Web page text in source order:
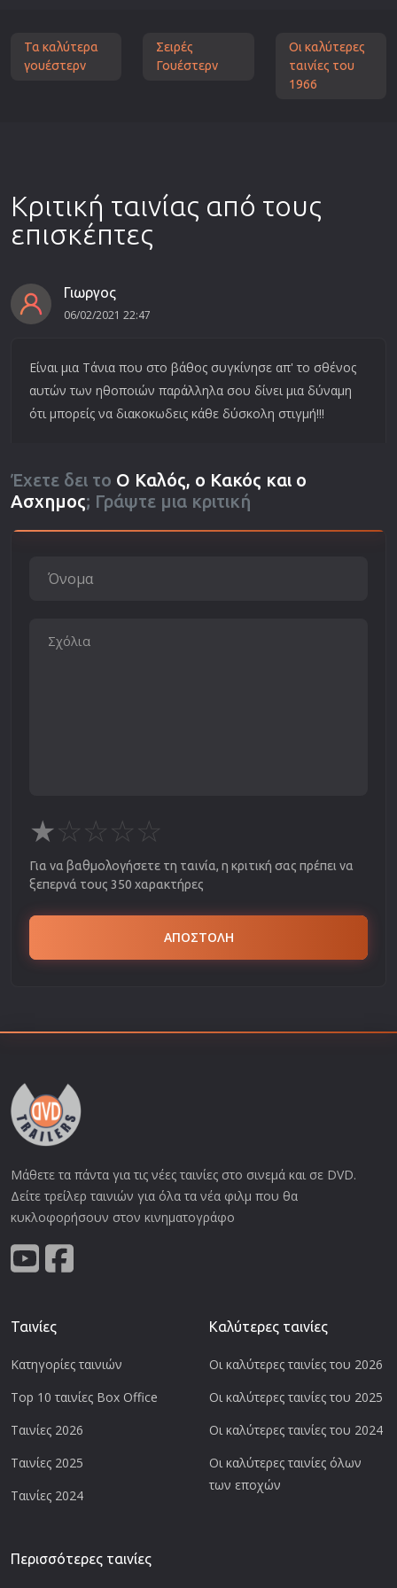
Τα καλύτερα
γουέστερν
Σειρές
Γουέστερν
Οι καλύτερες
ταινίες του
1966
Κριτική ταινίας από τους
επισκέπτες
Γιωργος
06/02/2021 22:47
Είναι μια Τάνια που στο βάθος συγκίνησε απ' το σθένος
αυτών των ηθοποιών παράλληλα σου δίνει μια δύναμη
ότι μπορείς να διακοκωδεις κάθε δύσκολη στιγμή!!!
Έχετε δει το Ο Καλός, ο Κακός και ο
Ασχημος; Γράψτε μια κριτική
★☆☆☆☆
Για να βαθμολογήσετε τη ταινία, η κριτική σας πρέπει να
ξεπερνά τους 350 χαρακτήρες
ΑΠΟΣΤΟΛΗ
Μάθετε τα πάντα για τις νέες ταινίες στο σινεμά και σε DVD.
Δείτε τρείλερ ταινιών για όλα τα νέα φιλμ που θα
κυκλοφορήσουν στον κινηματογράφο
Ταινίες
Κατηγορίες ταινιών
Top 10 ταινίες Box Office
Ταινίες 2026
Ταινίες 2025
Ταινίες 2024
Καλύτερες ταινίες
Οι καλύτερες ταινίες του 2026
Οι καλύτερες ταινίες του 2025
Οι καλύτερες ταινίες του 2024
Οι καλύτερες ταινίες όλων
των εποχών
Περισσότερες ταινίες